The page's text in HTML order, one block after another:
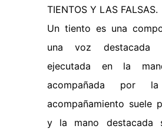
TIENTOS Y LAS FALSAS.
Un tiento es una
una voz destacada
ejecutada en la
acompañada por
acompañamiento suele
y la mano destacada